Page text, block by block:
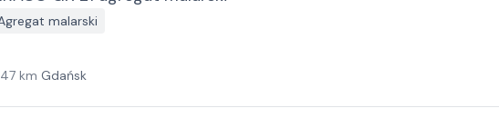
malarski
km Gdańsk